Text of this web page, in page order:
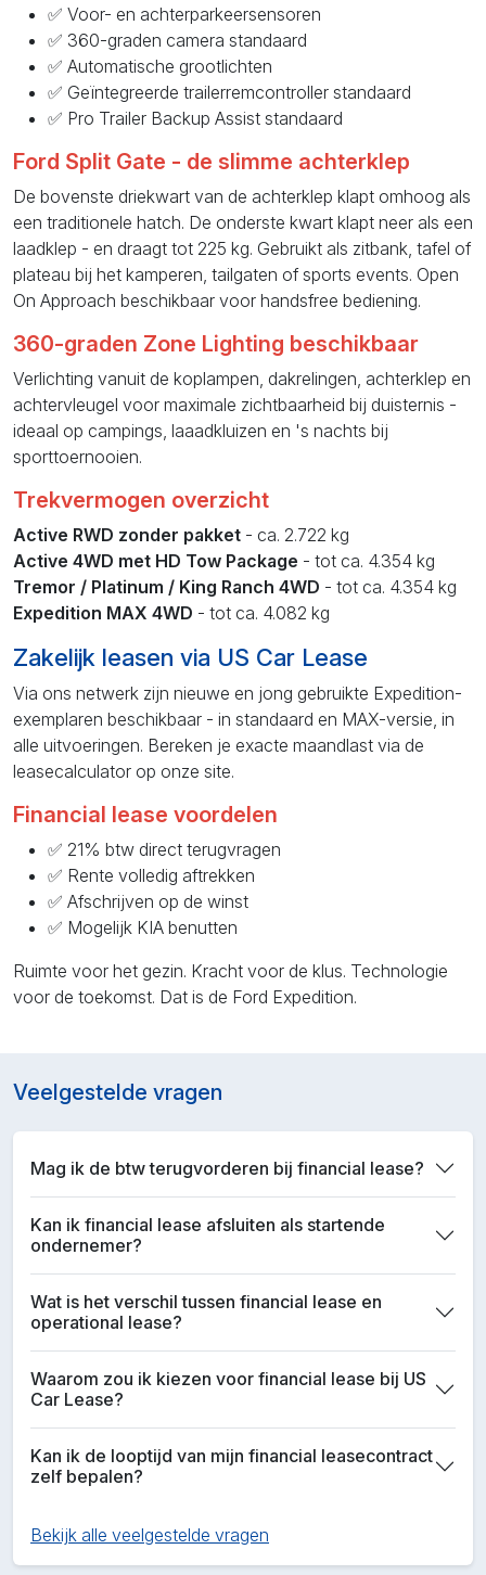
✅ Voor- en achterparkeersensoren
✅ 360-graden camera standaard
✅ Automatische grootlichten
✅ Geïntegreerde trailerremcontroller standaard
✅ Pro Trailer Backup Assist standaard
Ford Split Gate - de slimme achterklep
De bovenste driekwart van de achterklep klapt omhoog als
een traditionele hatch. De onderste kwart klapt neer als een
laadklep - en draagt tot 225 kg. Gebruikt als zitbank, tafel of
plateau bij het kamperen, tailgaten of sports events. Open
On Approach beschikbaar voor handsfree bediening.
360-graden Zone Lighting beschikbaar
Verlichting vanuit de koplampen, dakrelingen, achterklep en
achtervleugel voor maximale zichtbaarheid bij duisternis -
ideaal op campings, laaadkluizen en 's nachts bij
sporttoernooien.
Trekvermogen overzicht
Active RWD zonder pakket - ca. 2.722 kg
Active 4WD met HD Tow Package - tot ca. 4.354 kg
Tremor / Platinum / King Ranch 4WD - tot ca. 4.354 kg
Expedition MAX 4WD - tot ca. 4.082 kg
Zakelijk leasen via US Car Lease
Via ons netwerk zijn nieuwe en jong gebruikte Expedition-
exemplaren beschikbaar - in standaard en MAX-versie, in
alle uitvoeringen. Bereken je exacte maandlast via de
leasecalculator op onze site.
Financial lease voordelen
✅ 21% btw direct terugvragen
✅ Rente volledig aftrekken
✅ Afschrijven op de winst
✅ Mogelijk KIA benutten
Ruimte voor het gezin. Kracht voor de klus. Technologie
voor de toekomst. Dat is de Ford Expedition.
Veelgestelde vragen
Mag ik de btw terugvorderen bij financial lease?
Kan ik financial lease afsluiten als startende
ondernemer?
Wat is het verschil tussen financial lease en
operational lease?
Waarom zou ik kiezen voor financial lease bij US
Car Lease?
Kan ik de looptijd van mijn financial leasecontract
zelf bepalen?
Bekijk alle veelgestelde vragen